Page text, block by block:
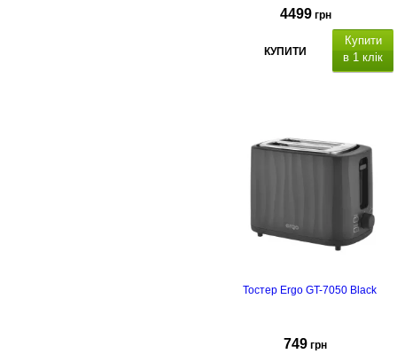
4499 грн
КУПИТИ
Купити
в 1 клік
Тостер Ergo GT-7050 Black
749 грн